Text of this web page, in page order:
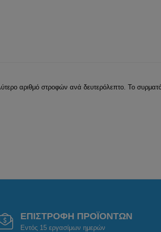
αριθμό στροφών ανά δευτερόλεπτο. Το
ΕΠΙΣΤΡΟΦΗ ΠΡΟΪΟΝΤΩΝ
Εντός 15 εργασίμων ημερών